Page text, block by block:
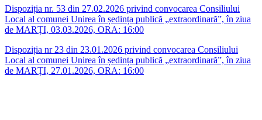
Dispoziția nr. 53 din 27.02.2026 privind convocarea Consiliului
Local al comunei Unirea în ședința publică „extraordinară”, în ziua
de MARȚI, 03.03.2026, ORA: 16:00
Dispoziția nr 23 din 23.01.2026 privind convocarea Consiliului
Local al comunei Unirea în ședința publică „extraordinară”, în ziua
de MARȚI, 27.01.2026, ORA: 16:00